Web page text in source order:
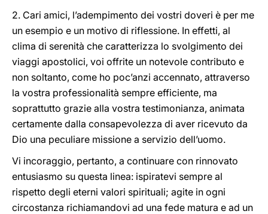
2. Cari amici, l’adempimento dei vostri doveri è per me
un esempio e un motivo di riflessione. In effetti, al
clima di serenità che caratterizza lo svolgimento dei
viaggi apostolici, voi offrite un notevole contributo e
non soltanto, come ho poc’anzi accennato, attraverso
la vostra professionalità sempre efficiente, ma
soprattutto grazie alla vostra testimonianza, animata
certamente dalla consapevolezza di aver ricevuto da
Dio una peculiare missione a servizio dell’uomo.
Vi incoraggio, pertanto, a continuare con rinnovato
entusiasmo su questa linea: ispiratevi sempre al
rispetto degli eterni valori spirituali; agite in ogni
circostanza richiamandovi ad una fede matura e ad un